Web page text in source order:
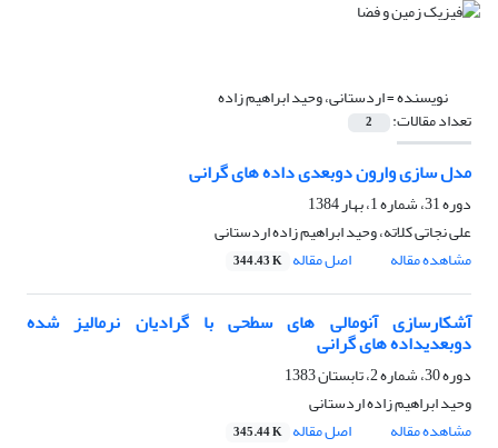
نویسنده =اردستانى، وحید ابراهیم زاده
تعداد مقالات: 2
مدل سازی وارون دوبعدی داده های گرانی
دوره 31، شماره 1، بهار 1384
على نجاتى کلاته، وحید ابراهیم زاده اردستانى
مشاهده مقاله
اصل مقاله 344.43 K
آشکارسازی آنومالی های سطحی با گرادیان نرمالیز شده
دوبعدیداده های گرانی
دوره 30، شماره 2، تابستان 1383
وحید ابراهیم زاده اردستانى
مشاهده مقاله
اصل مقاله 345.44 K